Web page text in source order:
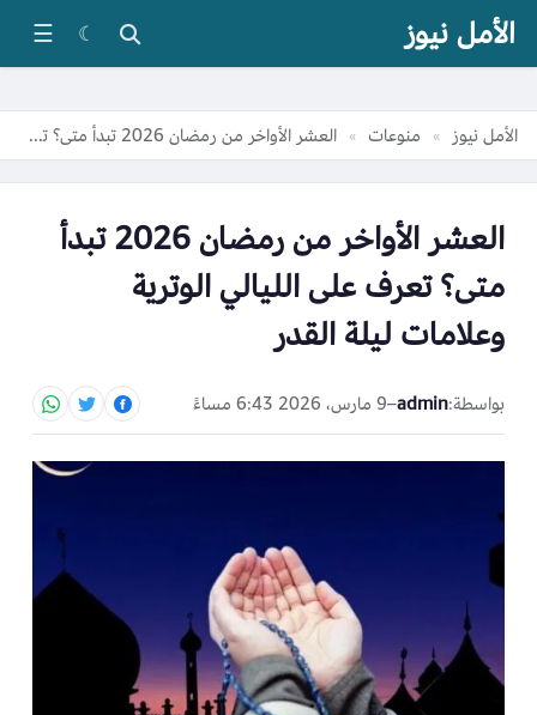
الأمل نيوز ☾
☰
الأمل نيوز » منوعات » العشر الأواخر من رمضان 2026 تبدأ متى؟ تعرف على الليالي الوترية وعلامات ليلة القدر
العشر الأواخر من رمضان 2026 تبدأ
متى؟ تعرف على الليالي الوترية
وعلامات ليلة القدر
بواسطة:admin
–9 مارس، 2026 6:43 مساءً